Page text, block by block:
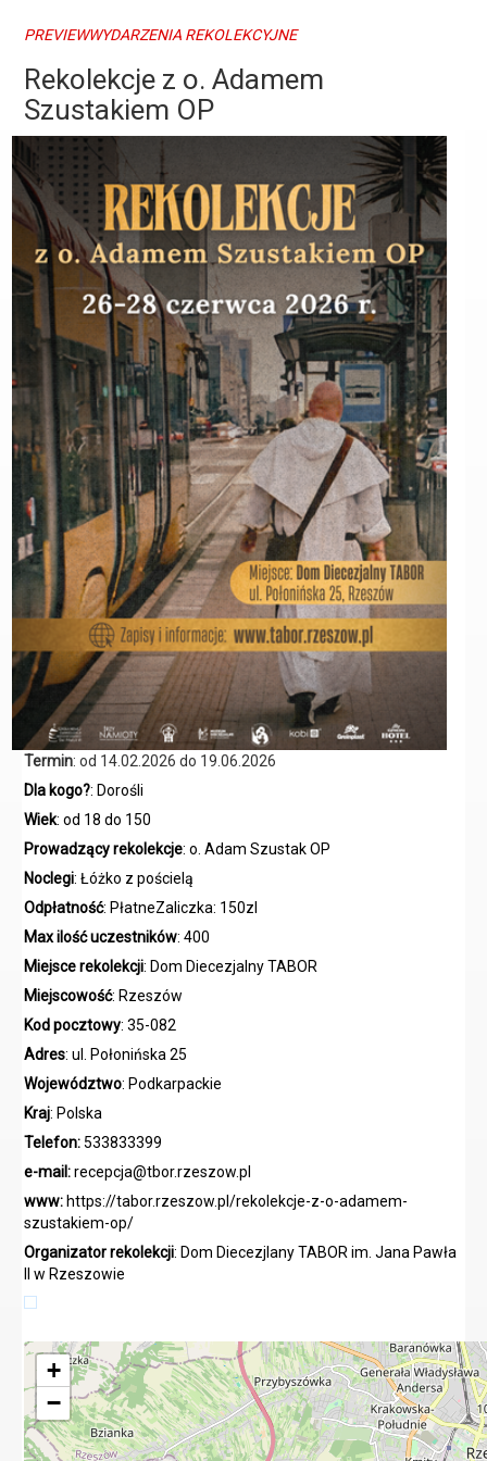
PREVIEWWYDARZENIA REKOLEKCYJNE
Rekolekcje z o. Adamem
Szustakiem OP
Termin: od 14.02.2026 do 19.06.2026
Dla kogo?: Dorośli
Wiek: od 18 do 150
Prowadzący rekolekcje: o. Adam Szustak OP
Noclegi: Łóżko z pościelą
Odpłatność: PłatneZaliczka: 150zl
Max ilość uczestników: 400
Miejsce rekolekcji: Dom Diecezjalny TABOR
Miejscowość: Rzeszów
Kod pocztowy: 35-082
Adres: ul. Połonińska 25
Województwo: Podkarpackie
Kraj: Polska
Telefon:533833399
e-mail:recepcja@tbor.rzeszow.pl
www: https://tabor.rzeszow.pl/rekolekcje-z-o-adamem-
szustakiem-op/
Organizator rekolekcji: Dom Diecezjlany TABOR im. Jana Pawła
II w Rzeszowie
+
−